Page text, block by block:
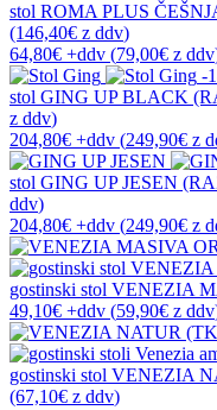
stol ROMA PLUS
(146,40€ z ddv)
64,80€ +ddv (79,00€ z ddv
-
stol GING UP BLACK
z ddv)
204,80€ +ddv (249,90€ z
stol GING UP JESEN
ddv)
204,80€ +ddv (249,90€ z
gostinski stol VENEZIA
49,10€ +ddv (59,90€ z ddv
gostinski stol VENEZIA
(67,10€ z ddv)